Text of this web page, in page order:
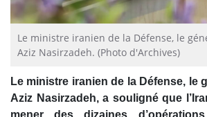
Le ministre iranien de la Défense, le
Aziz Nasirzadeh. (Photo d'Archives)
Le ministre iranien de la Défense, le
Aziz Nasirzadeh, a souligné que
mener des dizaines